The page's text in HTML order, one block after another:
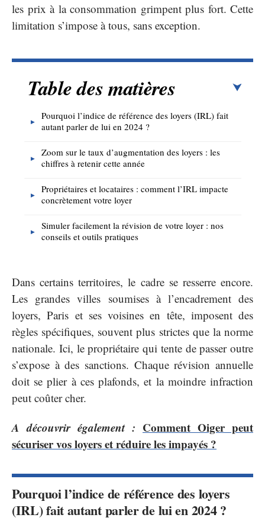
les prix à la consommation grimpent plus fort. Cette
limitation s’impose à tous, sans exception.
Table des matières
Pourquoi l’indice de référence des loyers (IRL) fait
autant parler de lui en 2024 ?
Zoom sur le taux d’augmentation des loyers : les
chiffres à retenir cette année
Propriétaires et locataires : comment l’IRL impacte
concrètement votre loyer
Simuler facilement la révision de votre loyer : nos
conseils et outils pratiques
Dans certains territoires, le cadre se resserre encore.
Les grandes villes soumises à l’encadrement des
loyers, Paris et ses voisines en tête, imposent des
règles spécifiques, souvent plus strictes que la norme
nationale. Ici, le propriétaire qui tente de passer outre
s’expose à des sanctions. Chaque révision annuelle
doit se plier à ces plafonds, et la moindre infraction
peut coûter cher.
A découvrir également : Comment Oiger peut
sécuriser vos loyers et réduire les impayés ?
Pourquoi l’indice de référence des loyers
(IRL) fait autant parler de lui en 2024 ?